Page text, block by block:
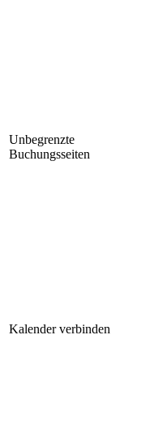
Unbegrenzte
Buchungsseiten
Kalender verbinden